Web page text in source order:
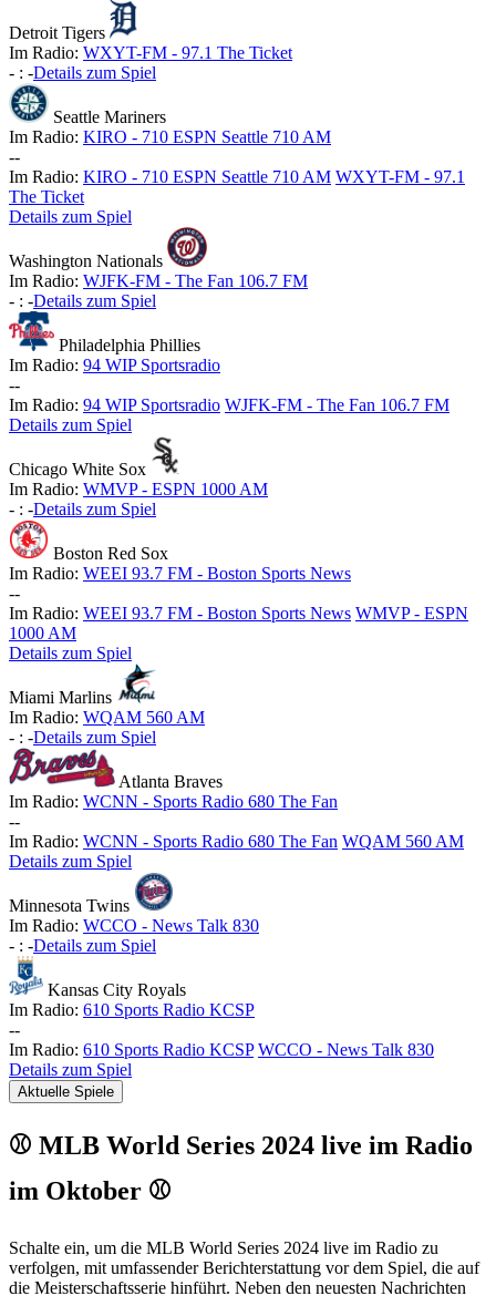
Detroit Tigers
Im Radio: WXYT-FM - 97.1 The Ticket
- : -Details zum Spiel
Seattle Mariners
Im Radio: KIRO - 710 ESPN Seattle 710 AM
--
Im Radio: KIRO - 710 ESPN Seattle 710 AM WXYT-FM - 97.1
The Ticket
Details zum Spiel
Washington Nationals
Im Radio: WJFK-FM - The Fan 106.7 FM
- : -Details zum Spiel
Philadelphia Phillies
Im Radio: 94 WIP Sportsradio
--
Im Radio: 94 WIP Sportsradio WJFK-FM - The Fan 106.7 FM
Details zum Spiel
Chicago White Sox
Im Radio: WMVP - ESPN 1000 AM
- : -Details zum Spiel
Boston Red Sox
Im Radio: WEEI 93.7 FM - Boston Sports News
--
Im Radio: WEEI 93.7 FM - Boston Sports News WMVP - ESPN
1000 AM
Details zum Spiel
Miami Marlins
Im Radio: WQAM 560 AM
- : -Details zum Spiel
Atlanta Braves
Im Radio: WCNN - Sports Radio 680 The Fan
--
Im Radio: WCNN - Sports Radio 680 The Fan WQAM 560 AM
Details zum Spiel
Minnesota Twins
Im Radio: WCCO - News Talk 830
- : -Details zum Spiel
Kansas City Royals
Im Radio: 610 Sports Radio KCSP
--
Im Radio: 610 Sports Radio KCSP WCCO - News Talk 830
Details zum Spiel
Aktuelle Spiele
⚾ MLB World Series 2024 live im Radio
im Oktober ⚾
Schalte ein, um die MLB World Series 2024 live im Radio zu
verfolgen, mit umfassender Berichterstattung vor dem Spiel, die auf
die Meisterschaftsserie hinführt. Neben den neuesten Nachrichten